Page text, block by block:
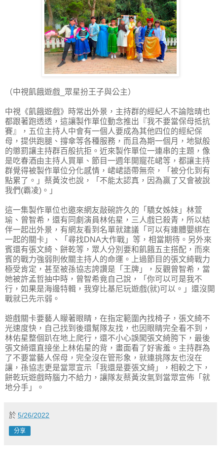
（中視飢餓遊戲_眾星扮王子與公主）
中視《飢餓遊戲》時常出外景，主持群的經紀人不論陰晴也
都跟著跑透透，這讓製作單位動念推出『我不要當保母抵抗
賽』，五位主持人中會有一個人要成為其他四位的經紀保
母，提供跑腿、撐傘等各種服務，而且為期一個月，地獄般
的懲罰讓主持群百般抗拒。近來製作單位一連串的主題，像
是吃春酒由主持人買單、節目一週年開寵花峮等，都讓主持
群覺得被製作單位分化感情，峮峮語帶無奈，「被分化到有
點累了。」蔡黃汝也說，「不能太認真，因為贏了又會被說
我們(霸凌)。」
這一集製作單位也邀來網友敲碗許久的「驕女姊妹」林萱
瑜、曾智希，還有同劇演員林佑星，三人戲已殺青，所以結
伴一起出外景，有網友看到名單就建議「可以有連體嬰綁在
一起的關卡」、「尋找DNA大作戰」等，相當期待。另外來
賓還有張文綺、餅乾等，眾人分別要和飢餓五主搭配，而來
賓的戰力強弱則攸關主持人的命運。上過節目的張文綺戰力
極受肯定，甚至被孫協志誇讚是「王牌」，反觀曾智希，當
她被許孟哲抽中時，曾智希竟自己說，「你可以可是我不
行，如果是海邊特輯，我穿比基尼玩遊戲(就)可以。」還沒開
戰就已先示弱。
遊戲關卡要藝人矇著眼睛，在指定範圍內找椅子，張文綺不
光速度快，自己找到後還幫隊友找，也因眼睛完全看不到，
林佑星整個趴在地上爬行，還不小心誤闖張文綺胯下，最後
張文綺還直接坐上林佑星的背，畫面看了好害羞。主持群為
了不要當藝人保母，完全沒在管形象，就連挑隊友也沒在
讓，孫協志更是當眾宣示「我還是要張文綺」，相較之下，
餅乾玩遊戲時腦力不給力，讓隊友蔡黃汝氣到當眾宣佈「就
地分手」。
於 5/26/2022
分享